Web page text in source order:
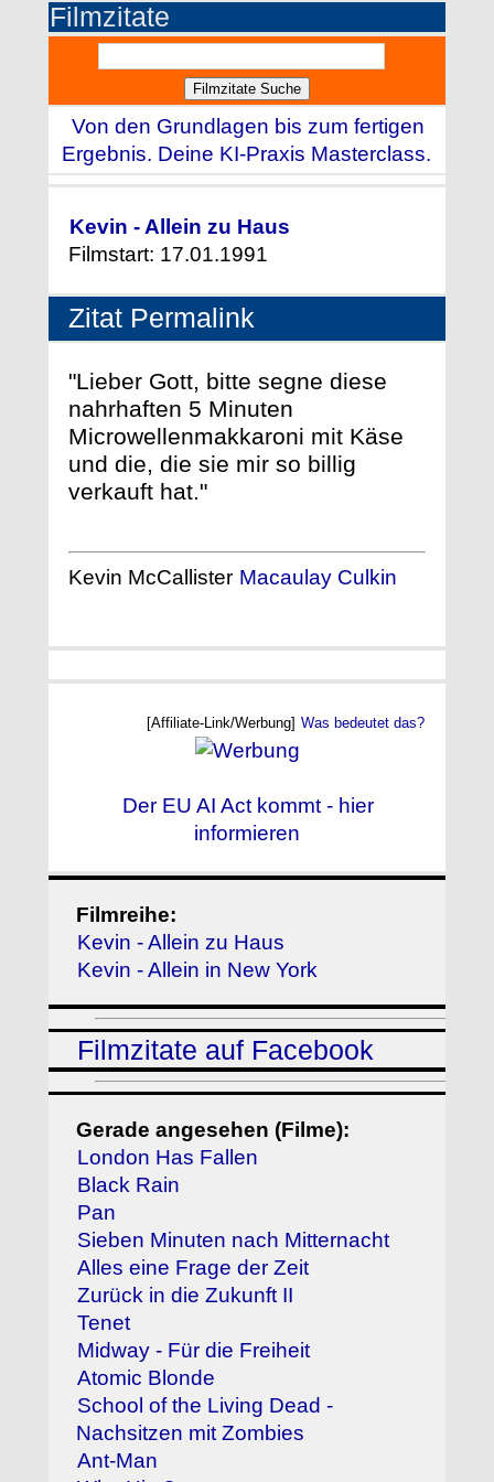
Filmzitate
Von den Grundlagen bis zum fertigen
Ergebnis. Deine KI-Praxis Masterclass.
Kevin - Allein zu Haus
Filmstart: 17.01.1991
Zitat Permalink
"Lieber Gott, bitte segne diese
nahrhaften 5 Minuten
Microwellenmakkaroni mit Käse
und die, die sie mir so billig
verkauft hat."
Kevin McCallister Macaulay Culkin
[Affiliate-Link/Werbung] Was bedeutet das?
Der EU AI Act kommt - hier
informieren
Filmreihe:
Kevin - Allein zu Haus
Kevin - Allein in New York
Filmzitate auf Facebook
Gerade angesehen (Filme):
London Has Fallen
Black Rain
Pan
Sieben Minuten nach Mitternacht
Alles eine Frage der Zeit
Zurück in die Zukunft II
Tenet
Midway - Für die Freiheit
Atomic Blonde
School of the Living Dead -
Nachsitzen mit Zombies
Ant-Man